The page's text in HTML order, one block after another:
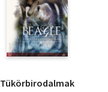
Tükörbirodalmak